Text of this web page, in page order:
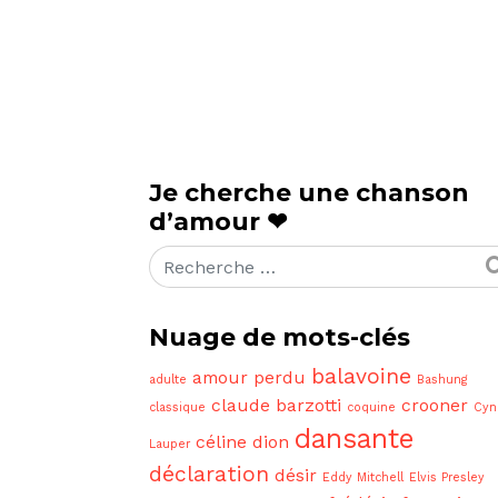
Je cherche une chanson
d’amour ❤
Rechercher
Nuage de mots-clés
adulte amour perdu balavoine
Bashung
classique claude barzotti coquine crooner
Lauper céline dion dansante
déclaration désir Eddy Mitchell Elvis Presley